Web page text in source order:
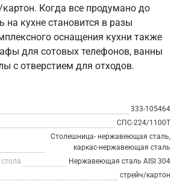
Когда все продумано до
на кухне становится в разы
оснащения кухни также
для сотовых телефонов, ванны
с отверстием для отходов.
333-105464
СПС-224/1100Т
Столешница- нержавеющая сталь,
каркас-нержавеющая сталь
Нержавеющая сталь AISI 304
стрейч/картон